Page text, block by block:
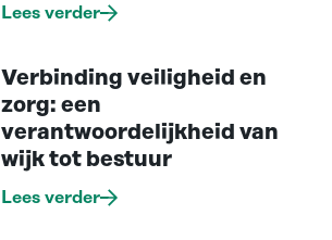
Lees verder
Verbinding veiligheid en
zorg: een
verantwoordelijkheid van
wijk tot bestuur
Lees verder